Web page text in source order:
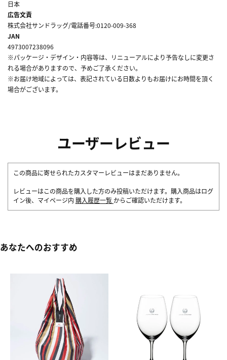
日本
広告文責
株式会社サンドラッグ/電話番号:0120-009-368
JAN
4973007238096
※パッケージ・デザイン・内容等は、リニューアルにより予告なしに変更さ
れる場合がありますので、予めご了承ください。
※お届け地域によっては、表記されている日数よりもお届けにお時間を頂く
場合がございます。
ユーザーレビュー
この商品に寄せられたカスタマーレビューはまだありません。
レビューはこの商品を購入した方のみ投稿いただけます。購入商品はログ
イン後、マイページ内 購入履歴一覧 からご確認いただけます。
あなたへのおすすめ